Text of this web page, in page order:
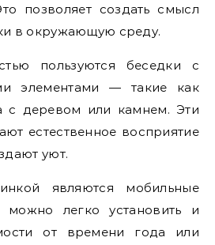
позволяет создать смысл
в окружающую среду.
пользуются беседки с
элементами — такие как
с деревом или камнем. Эти
естественное восприятие
уют.
являются мобильные
можно легко установить и
от времени года или